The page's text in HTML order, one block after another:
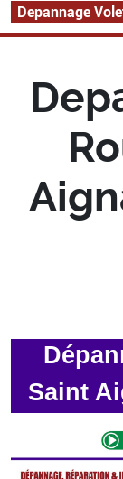
Depannage
Saint